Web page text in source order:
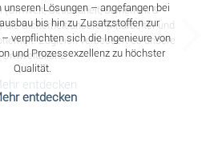
unseren Lösungen – angefangen bei
bis hin zu Zusatzstoffen zur
verpflichten sich die Ingenieure von
und Prozessexzellenz zu höchster
Qualität.
entdecken
(Umwelt, Gesundheit, Sicherheit &
die Sicherheit unserer Mitarbeiter und
Zugleich verbessert es unsere
Umweltbilanz.
entdecken